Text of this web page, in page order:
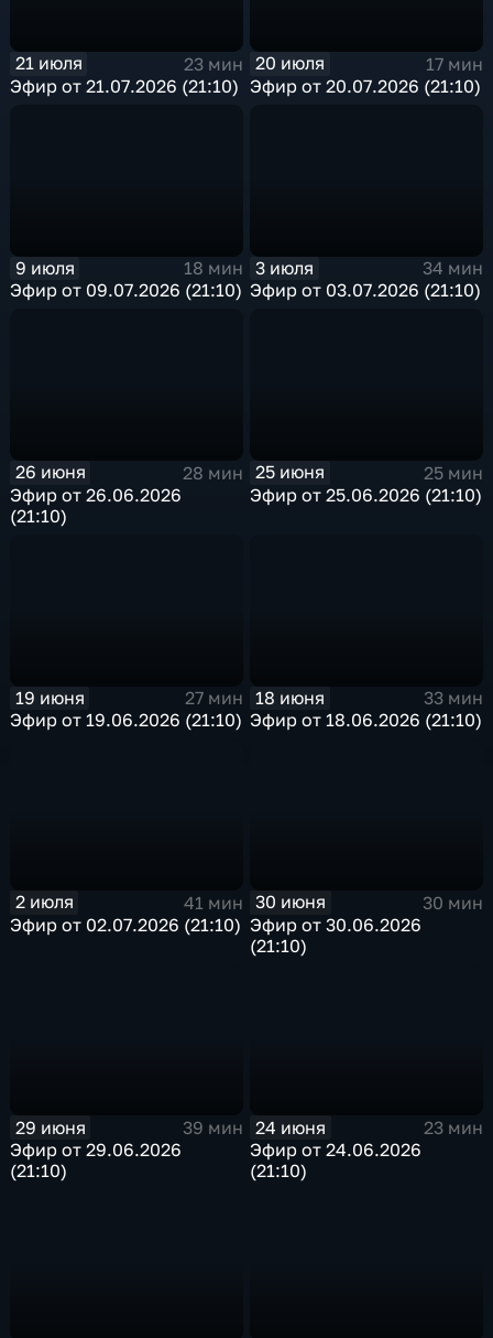
21 июля
23 мин
Эфир от 21.07.2026 (21:10)
20 июля
17 мин
Эфир от 20.07.2026 (21:10)
9 июля
18 мин
Эфир от 09.07.2026 (21:10)
3 июля
34 мин
Эфир от 03.07.2026 (21:10)
26 июня
28 мин
Эфир от 26.06.2026
(21:10)
25 июня
25 мин
Эфир от 25.06.2026 (21:10)
19 июня
27 мин
Эфир от 19.06.2026 (21:10)
18 июня
33 мин
Эфир от 18.06.2026 (21:10)
2 июля
41 мин
Эфир от 02.07.2026 (21:10)
30 июня
30 мин
Эфир от 30.06.2026
(21:10)
29 июня
39 мин
Эфир от 29.06.2026
(21:10)
24 июня
23 мин
Эфир от 24.06.2026
(21:10)